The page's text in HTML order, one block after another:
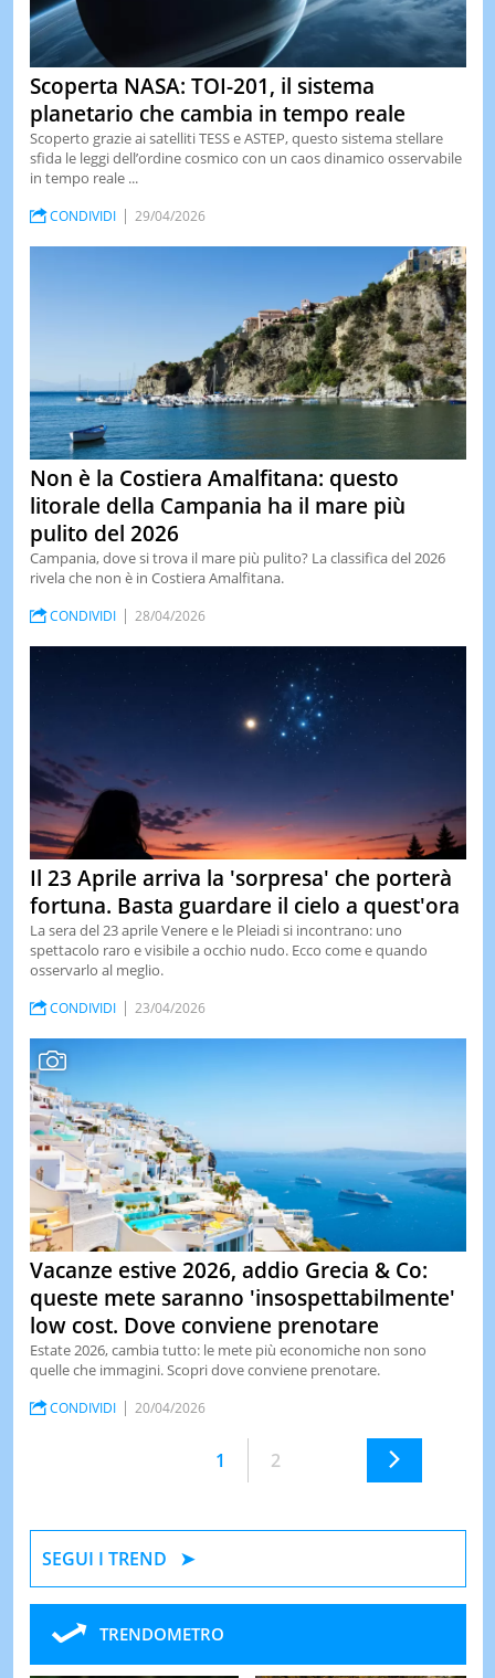
Scoperta NASA: TOI-201, il sistema
planetario che cambia in tempo reale
Scoperto grazie ai satelliti TESS e ASTEP, questo sistema stellare
sfida le leggi dell’ordine cosmico con un caos dinamico osservabile
in tempo reale ...
CONDIVIDI 29/04/2026
Non è la Costiera Amalfitana: questo
litorale della Campania ha il mare più
pulito del 2026
Campania, dove si trova il mare più pulito? La classifica del 2026
rivela che non è in Costiera Amalfitana.
CONDIVIDI 28/04/2026
Il 23 Aprile arriva la 'sorpresa' che porterà
fortuna. Basta guardare il cielo a quest'ora
La sera del 23 aprile Venere e le Pleiadi si incontrano: uno
spettacolo raro e visibile a occhio nudo. Ecco come e quando
osservarlo al meglio.
CONDIVIDI 23/04/2026
Vacanze estive 2026, addio Grecia & Co:
queste mete saranno 'insospettabilmente'
low cost. Dove conviene prenotare
Estate 2026, cambia tutto: le mete più economiche non sono
quelle che immagini. Scopri dove conviene prenotare.
CONDIVIDI 20/04/2026
1 2
SEGUI I TREND
TRENDOMETRO